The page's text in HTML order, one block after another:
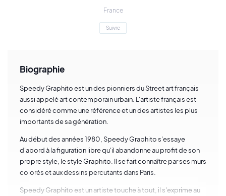
France
Suivre
Biographie
Speedy Graphito est un des pionniers du Street art français
aussi appelé art contemporain urbain. L'artiste français est
considéré comme une référence et un des artistes les plus
importants de sa génération.
Au début des années 1980, Speedy Graphito s'essaye
d'abord à la figuration libre qu'il abandonne au profit de son
propre style, le style Graphito. Il se fait connaître par ses murs
colorés et aux dessins percutants dans Paris.
Speedy Graphito est un artiste touche à tout, il s'exprime au